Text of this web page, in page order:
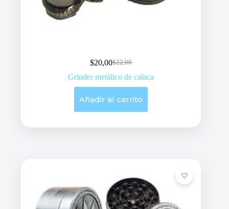
$22,00
Original
price
$20,00Current
price
Grinder metàlico de calaca
Añadir al carrito